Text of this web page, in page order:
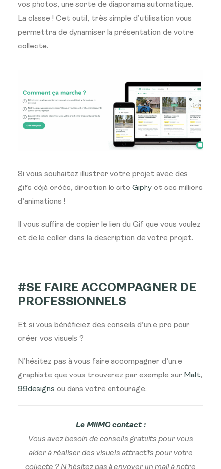
vos photos, une sorte de diaporama automatique.
La classe ! Cet outil, très simple d’utilisation vous
permettra de dynamiser la présentation de votre
collecte.
Si vous souhaitez illustrer votre projet avec des
gifs déjà créés, direction le site Giphy et ses milliers
d’animations !
Il vous suffira de copier le lien du Gif que vous voulez
et de le coller dans la description de votre projet.
#SE FAIRE ACCOMPAGNER DE
PROFESSIONNELS
Et si vous bénéficiez des conseils d’un.e pro pour
créer vos visuels ?
N’hésitez pas à vous faire accompagner d’un.e
graphiste que vous trouverez par exemple sur Malt,
99designs ou dans votre entourage.
Le MiiMO contact :
Vous avez besoin de conseils gratuits pour vous
aider à réaliser des visuels attractifs pour votre
collecte ? N’hésitez pas à envoyer un mail à notre